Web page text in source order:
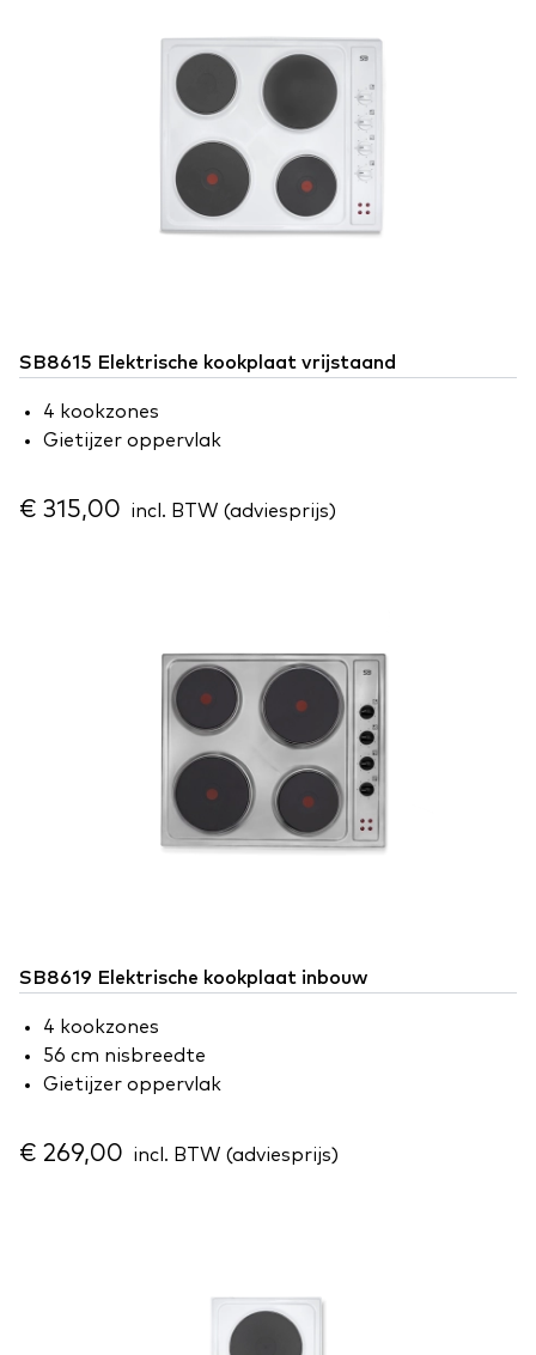
SB8615 Elektrische kookplaat vrijstaand
4 kookzones
Gietijzer oppervlak
€ 315,00 incl. BTW (adviesprijs)
SB8619 Elektrische kookplaat inbouw
4 kookzones
56 cm nisbreedte
Gietijzer oppervlak
€ 269,00 incl. BTW (adviesprijs)